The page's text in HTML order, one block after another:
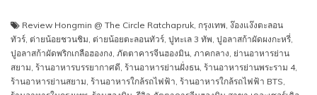
Review Hongmin @ The Circle Ratchapruk, กรุงเทพ, ง๊องแง๊งตะลอน
ทัวร์, ต่ายน้อยชวนชิม, ต่ายน้อยตะลอนทัวร์, ปูทะเล 3 ทัพ, ปูอลาสก้าผัดผงกะหรี่,
ปูอลาสก้าผัดพริกเกลือฮองกง, ภัตตาคารจีนฮองมิน, ภาคกลาง, ย่านอาหารย่าน
สยาม, ร้านอาหารบรรยากาศดี, ร้านอาหารย่านฝั่งธน, ร้านอาหารย่านพระราม 4,
ร้านอาหารย่านสยาม, ร้านอาหารใกล้รถไฟฟ้า, ร้านอาหารใกล้รถไฟฟ้า BTS,